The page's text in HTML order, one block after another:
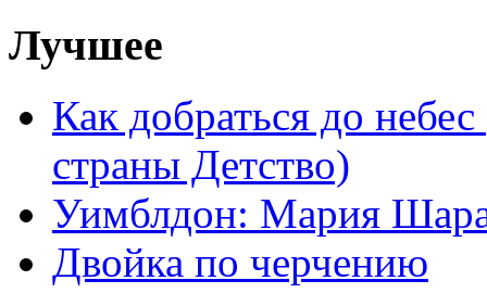
Лучшее
Как добраться до
страны Детство)
Уимблдон: Мария
Двойка по черчению